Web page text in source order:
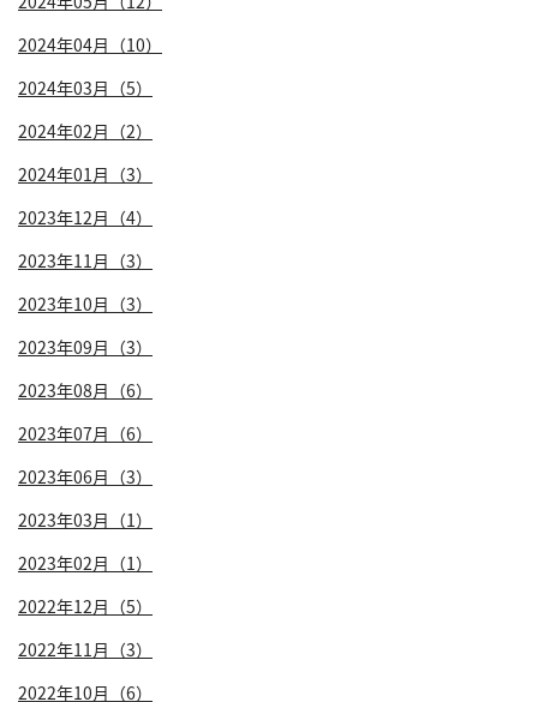
2024年04月（10）
2024年03月（5）
2024年02月（2）
2024年01月（3）
2023年12月（4）
2023年11月（3）
2023年10月（3）
2023年09月（3）
2023年08月（6）
2023年07月（6）
2023年06月（3）
2023年03月（1）
2023年02月（1）
2022年12月（5）
2022年11月（3）
2022年10月（6）